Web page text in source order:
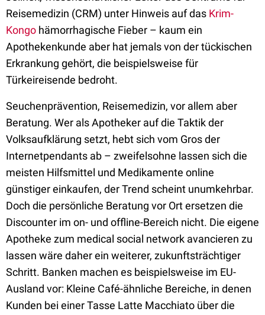
Reisemedizin (CRM) unter Hinweis auf das Krim-
Kongo hämorrhagische Fieber – kaum ein
Apothekenkunde aber hat jemals von der tückischen
Erkrankung gehört, die beispielsweise für
Türkeireisende bedroht.
Seuchenprävention, Reisemedizin, vor allem aber
Beratung. Wer als Apotheker auf die Taktik der
Volksaufklärung setzt, hebt sich vom Gros der
Internetpendants ab – zweifelsohne lassen sich die
meisten Hilfsmittel und Medikamente online
günstiger einkaufen, der Trend scheint unumkehrbar.
Doch die persönliche Beratung vor Ort ersetzen die
Discounter im on- und offline-Bereich nicht. Die eigene
Apotheke zum medical social network avancieren zu
lassen wäre daher ein weiterer, zukunftsträchtiger
Schritt. Banken machen es beispielsweise im EU-
Ausland vor: Kleine Café-ähnliche Bereiche, in denen
Kunden bei einer Tasse Latte Macchiato über die